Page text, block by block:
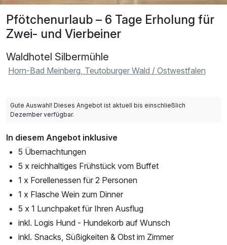
Pfötchenurlaub – 6 Tage Erholung für
Zwei- und Vierbeiner
Waldhotel Silbermühle
Horn-Bad Meinberg, Teutoburger Wald / Ostwestfalen
Gute Auswahl! Dieses Angebot ist aktuell bis einschließlich
Dezember verfügbar.
In diesem Angebot inklusive
5 Übernachtungen
5 x reichhaltiges Frühstück vom Buffet
1 x Forellenessen für 2 Personen
1 x Flasche Wein zum Dinner
5 x 1 Lunchpaket für Ihren Ausflug
inkl. Logis Hund - Hundekorb auf Wunsch
inkl. Snacks, Süßigkeiten & Obst im Zimmer